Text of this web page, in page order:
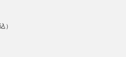
）